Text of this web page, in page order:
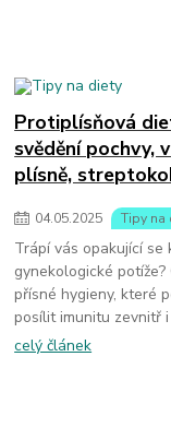
Protiplísňová
svědění pochvy,
plísně,
04.05.2025 Tipy na
Trápí vás opakující se
gynekologické
přísné hygieny, které
posílit imunitu zevnitř i
celý článek